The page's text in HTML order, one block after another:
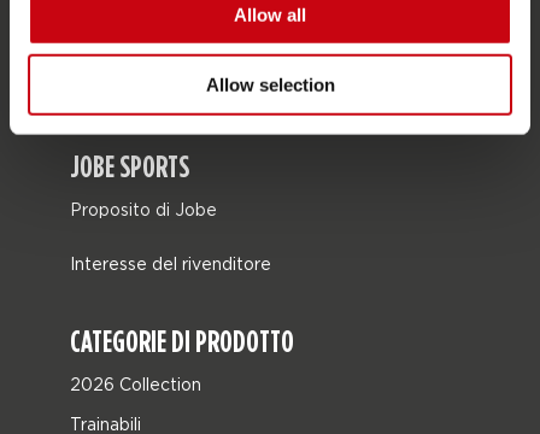
Allow all
Allow selection
Garanzie e riparazioni
JOBE SPORTS
Proposito di Jobe
Interesse del rivenditore
CATEGORIE DI PRODOTTO
2026 Collection
Trainabili